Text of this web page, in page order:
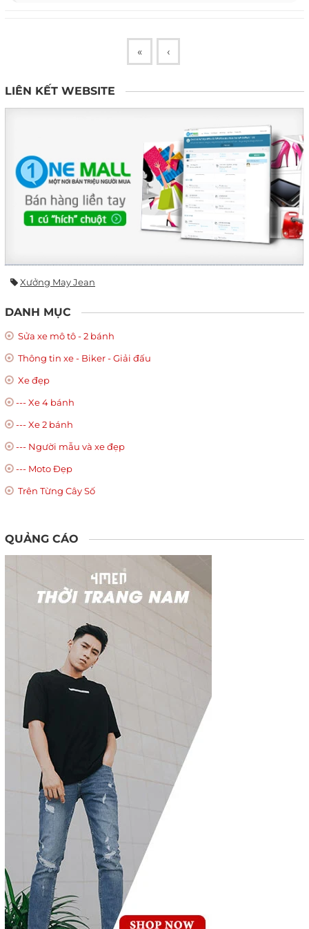
« ‹
LIÊN KẾT WEBSITE
Xưởng May Jean
DANH MỤC
Sửa xe mô tô - 2 bánh
Thông tin xe - Biker - Giải đấu
Xe đẹp
--- Xe 4 bánh
--- Xe 2 bánh
--- Người mẫu và xe đẹp
--- Moto Đẹp
Trên Từng Cây Số
QUẢNG CÁO